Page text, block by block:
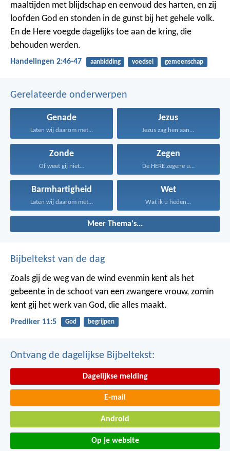
maaltijden met blijdschap en eenvoud des harten, en zij
loofden God en stonden in de gunst bij het gehele volk.
En de Here voegde dagelijks toe aan de kring, die
behouden werden.
Handelingen 2:46-47 aanbidding voedsel gemeenschap
Gerelateerde onderwerpen
Genade
Laten wij daarom met...
Jezus
Jezus zag hen aan...
Zonde
Of weet gij niet...
Zegen
De HERE zegene u...
Barmhartigheid
Laten wij daarom met...
Wet
Wat ik u heden...
Meer Thema's...
Bijbeltekst van de dag
Zoals gij de weg van de wind evenmin kent als het
gebeente in de schoot van een zwangere vrouw, zomin
kent gij het werk van God, die alles maakt.
Prediker 11:5 God begrijpen
Ontvang de dagelijkse Bijbeltekst:
Dagelijkse melding
E-mail
Android
Op je website